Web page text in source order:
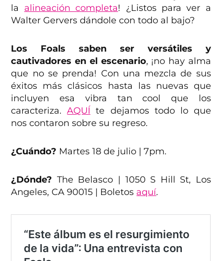
la alineación completa! ¿Listos para ver a
Walter Gervers dándole con todo al bajo?
Los Foals saben ser versátiles y
cautivadores en el escenario, ¡no hay alma
que no se prenda! Con una mezcla de sus
éxitos más clásicos hasta las nuevas que
incluyen esa vibra tan cool que los
caracteriza.AQUÍ te dejamos todo lo que
nos contaron sobre su regreso.
¿Cuándo? Martes 18 de julio | 7pm.
¿Dónde? The Belasco | 1050 S Hill St, Los
Angeles, CA 90015 | Boletos aquí.